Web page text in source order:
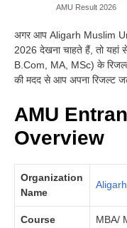
AMU Result 2026
अगर आप Aligarh Muslim
2026 देखना चाहते हैं, तो
B.Com, MA, MSc) के
की मदद से आप अपना रिजल्ट
AMU
Overview
Organization
Name
Course
MBA/